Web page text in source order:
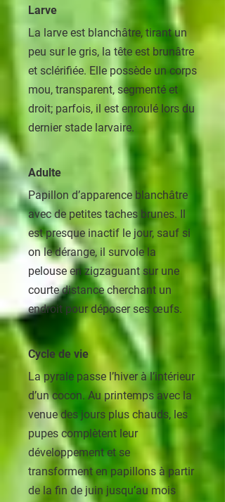
Larve
La larve est blanchâtre, tirant un
peu sur le gris, la tête est brunâtre
et sclérifiée. Elle possède un corps
mou, transparent, segmenté et
droit; parfois, il est enroulé lors du
dernier stade larvaire.
Adulte
Papillon d’apparence blanchâtre
avec de petites taches brunes. Il
est presque inactif le jour, sauf si
on le dérange, il survole la
pelouse en zigzaguant sur une
courte distance cherchant un
endroit pour déposer ses œufs.
Cycle de vie
La pyrale passe l’hiver à l’intérieur
d’un cocon. Au printemps avec la
venue des jours plus chauds, les
pupes complètent leur
développement et se
transforment en papillons à partir
de la fin de juin jusqu’au mois